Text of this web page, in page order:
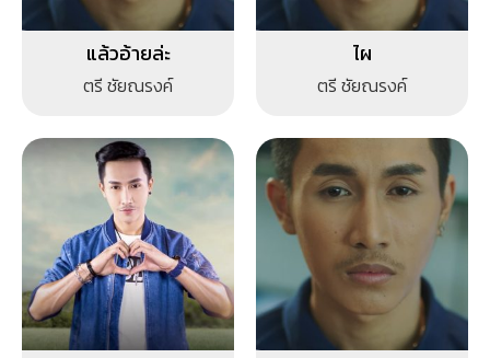
แล้วอ้ายล่ะ
ตรี ชัยณรงค์
ไผ
ตรี ชัยณรงค์